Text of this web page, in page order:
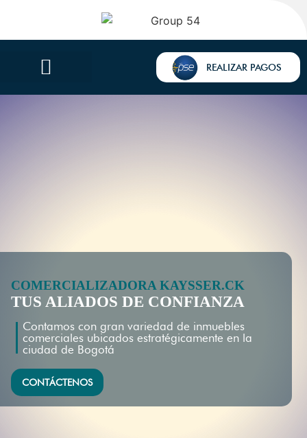
REALIZAR PAGOS
COMERCIALIZADORA KAYSSER.CK
TUS ALIADOS DE CONFIANZA
Contamos con gran variedad de inmuebles
comerciales ubicados estratégicamente en la
ciudad de Bogotá
CONTÁCTENOS